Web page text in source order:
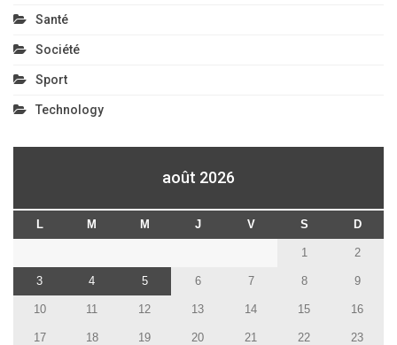
Santé
Société
Sport
Technology
août 2026
L M M J V S D
1 2
3 4 5 6 7 8 9
10 11 12 13 14 15 16
17 18 19 20 21 22 23